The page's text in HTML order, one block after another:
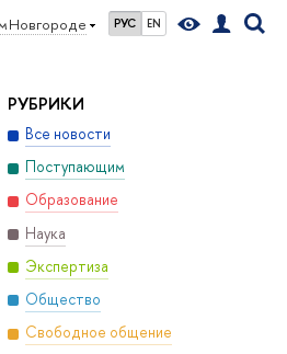
Новгороде РУС EN
РУБРИКИ
Все новости
Поступающим
Образование
Наука
Экспертиза
Общество
Свободное общение